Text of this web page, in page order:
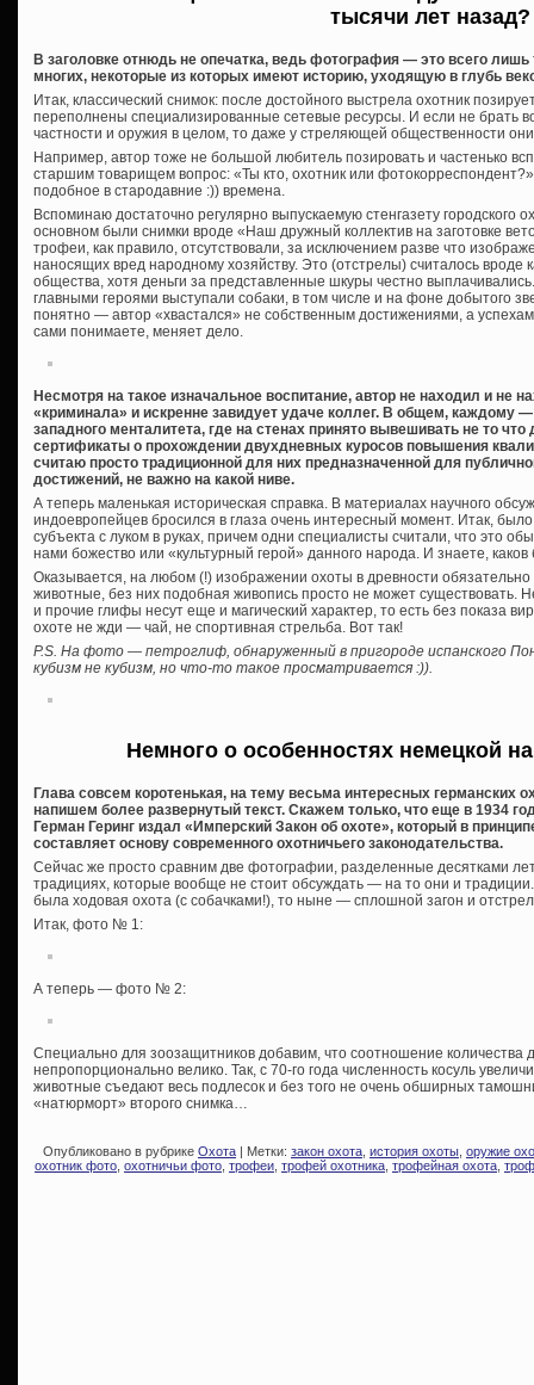
тысячи лет назад?
В заголовке отнюдь не опечатка, ведь фотография — это всего
многих, некоторые из которых имеют историю, уходящую в глубь
Итак, классический снимок: после достойного выстрела охотник
переполнены специализированные сетевые ресурсы. И если не брать
частности и оружия в целом, то даже у стреляющей общественности
Например, автор тоже не большой любитель позировать и частенько
старшим товарищем вопрос: «Ты кто, охотник или
подобное в стародавние :)) времена.
Вспоминаю достаточно регулярно выпускаемую стенгазету городского
основном были снимки вроде «Наш дружный коллектив на заготовке
трофеи, как правило, отсутствовали, за исключением разве что
наносящих вред народному хозяйству. Это (отстрелы) считалось вроде
общества, хотя деньги за представленные шкуры честно
главными героями выступали собаки, в том числе и на фоне добытого
понятно — автор «хвастался» не собственным достижениями, а
сами понимаете, меняет дело.
Несмотря на такое изначальное воспитание, автор не находил и не
«криминала» и искренне завидует удаче коллег. В общем, каждому
западного менталитета, где на стенах принято вывешивать не то
сертификаты о прохождении двухдневных куросов повышения
считаю просто традиционной для них предназначенной для
достижений, не важно на какой ниве.
А теперь маленькая историческая справка. В материалах научного
индоевропейцев бросился в глаза очень интересный момент. Итак,
субъекта с луком в руках, причем одни специалисты считали, что это
нами божество или «культурный герой» данного народа. И знаете,
Оказывается, на любом (!) изображении охоты в древности
животные, без них подобная живопись просто не может существовать.
и прочие глифы несут еще и магический характер, то есть без показа
охоте не жди — чай, не спортивная стрельба. Вот так!
P.S. На фото — петроглиф, обнаруженный в пригороде испанского
кубизм не кубизм, но что-то такое просматривается :)).
Немного о особенностях немецкой
Глава совсем коротенькая, на тему весьма интересных германских
напишем более развернутый текст. Скажем только, что еще в 1934
Герман Геринг издал «Имперский Закон об охоте», который в
составляет основу современного охотничьего законодательства.
Сейчас же просто сравним две фотографии, разделенные десятками
традициях, которые вообще не стоит обсуждать — на то они и
была ходовая охота (с собачками!), то ныне — сплошной загон и
Итак, фото № 1:
А теперь — фото № 2:
Специально для зоозащитников добавим, что соотношение количества
непропорционально велико. Так, с 70-го года численность косуль
животные съедают весь подлесок и без того не очень обширных
«натюрморт» второго снимка…
Опубликовано в рубрике Охота | Метки: закон охота история охоты оружие
охотник фото охотничьи фото трофеи трофей охотника трофейная охота